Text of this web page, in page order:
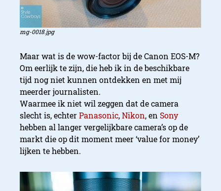
mg-0018.jpg
Maar wat is de wow-factor bij de Canon EOS-M?
Om eerlijk te zijn, die heb ik in de beschikbare
tijd nog niet kunnen ontdekken en met mij
meerder journalisten.
Waarmee ik niet wil zeggen dat de camera
slecht is, echterPanasonic,Nikon, en Sony
hebben al langer vergelijkbare camera’s op de
markt die op dit moment meer ‘value for money’
lijken te hebben.